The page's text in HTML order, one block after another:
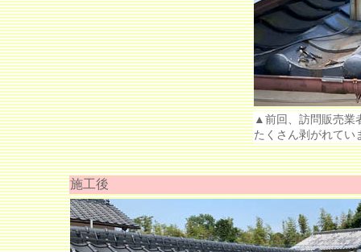
▲前回、訪問販売業
たくさん剥がれてい
施工後